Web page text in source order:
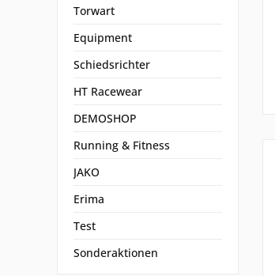
Torwart
Equipment
Schiedsrichter
HT Racewear
DEMOSHOP
Running & Fitness
JAKO
Erima
Test
Sonderaktionen